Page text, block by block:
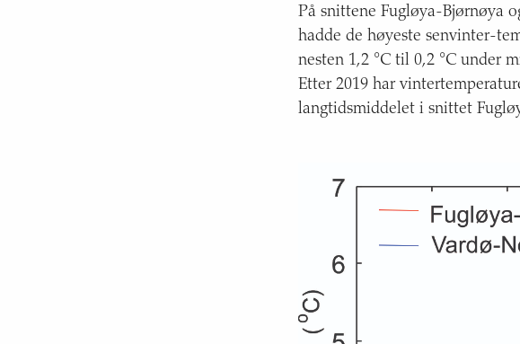
Kartet viser plassering og
Kilde:
På snittene Fugløya-Bjørnøya
hadde de høyeste senvinter-
nesten 1,2 °C til 0,2 °C under
Etter 2019 har
langtidsmiddelet i snittet